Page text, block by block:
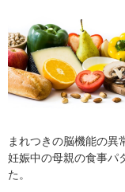
まれつきの脳機能の異
妊娠中の母親の食事パ
た。